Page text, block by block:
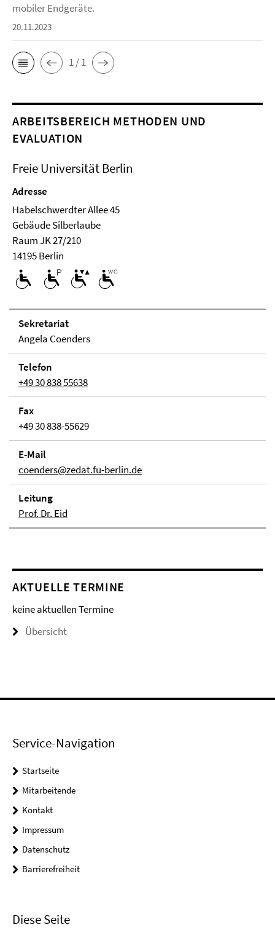
mobiler Endgeräte.
20.11.2023
1 / 1
ARBEITSBEREICH METHODEN UND
EVALUATION
Freie Universität Berlin
Adresse
Habelschwerdter Allee 45
Ge­bäude Silberlaube
Raum JK 27/210
14195 Berlin
Se­kre­ta­ri­at
Angela Coenders
Telefon
+49 30 838 55638
Fax
+49 30 838-55629
E-Mail
coenders@zedat.fu-berlin.de
Lei­tung
Prof. Dr. Eid
AKTUELLE TERMINE
keine aktuellen Termine
Übersicht
Service-Navigation
Startseite
Mitarbeitende
Kontakt
Impressum
Datenschutz
Barrierefreiheit
Diese Seite